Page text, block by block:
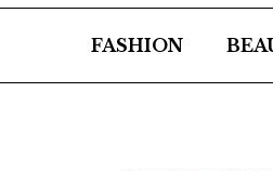
FASHION